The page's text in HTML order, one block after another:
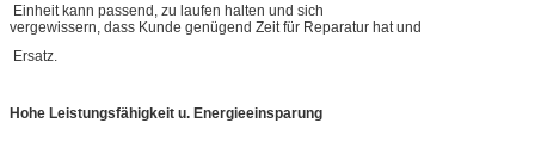
Einheit kann passend, zu laufen halten und sich
vergewissern, dass Kunde genügend Zeit für Reparatur hat und
Ersatz.
Hohe Leistungsfähigkeit u. Energieeinsparung